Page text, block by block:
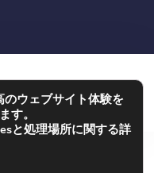
TECHNOLOGY CO.,
ウェブサイト体験を
す。
と処理場所に関する詳